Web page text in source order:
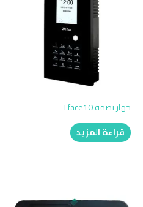
جهاز بصمة Lface10
قراءة المزيد